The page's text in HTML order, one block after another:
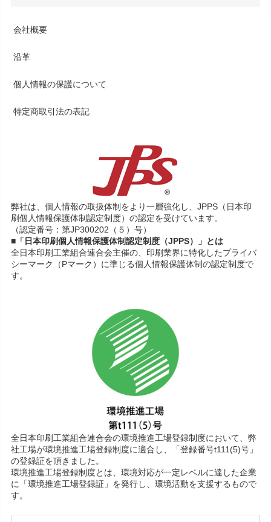
会社概要
沿革
個人情報の保護について
特定商取引法の表記
弊社は、個人情報の取扱体制をより一層強化し、JPPS（日本印
刷個人情報保護体制認定制度）の認定を受けています。
（認定番号：第JP300202（５）号）
■「日本印刷個人情報保護体制認定制度（JPPS）」とは
全日本印刷工業組合連合会主催の、印刷業界に特化したプライバ
シーマーク（Pマーク）に準じる個人情報保護体制の認定制度で
す。
全日本印刷工業組合連合会の環境推進工場登録制度において、弊
社工場が環境推進工場登録制度に適合し、「登録番号t111(5)号」
の登録証を頂きました。
環境推進工場登録制度とは、環境対応が一定レベルに達した企業
に「環境推進工場登録証」を発行し、環境活動を支援するもので
す。